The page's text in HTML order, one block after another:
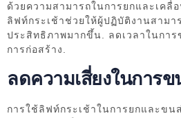
ด้วยความสามารถในการยกและเคลื่
ลิฟท์กระเช้าช่วยให้ผู้ปฏิบัติงานสามา
ประสิทธิภาพมากขึ้น. ลดเวลาในกา
การก่อสร้าง.
ลดความเสี่ยงในการข
การใช้ลิฟท์กระเช้าในการยกและขน